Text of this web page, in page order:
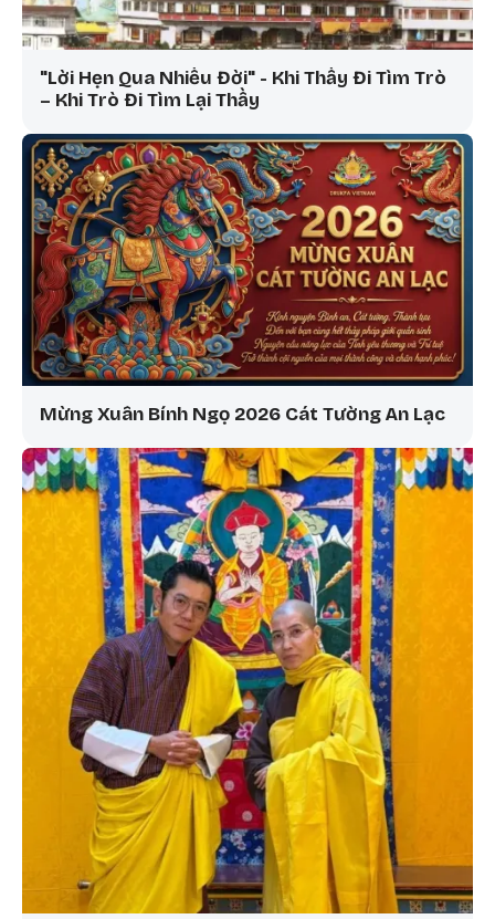
"Lời Hẹn Qua Nhiều Đời" - Khi Thầy Đi Tìm Trò
– Khi Trò Đi Tìm Lại Thầy
Mừng Xuân Bính Ngọ 2026 Cát Tường An Lạc